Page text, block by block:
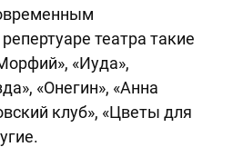
театра такие
«Иуда»,
«Онегин», «Анна
клуб», «Цветы для